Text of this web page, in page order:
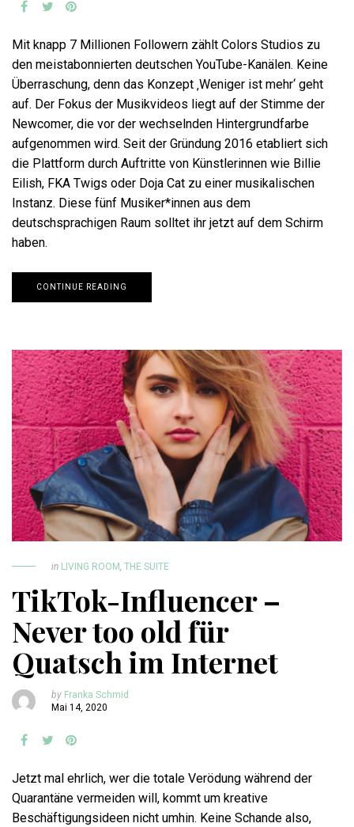
Mit knapp 7 Millionen Followern zählt Colors Studios zu
den meistabonnierten deutschen YouTube-Kanälen. Keine
Überraschung, denn das Konzept ‚Weniger ist mehr‘ geht
auf. Der Fokus der Musikvideos liegt auf der Stimme der
Newcomer, die vor der wechselnden Hintergrundfarbe
aufgenommen wird. Seit der Gründung 2016 etabliert sich
die Plattform durch Auftritte von Künstlerinnen wie Billie
Eilish, FKA Twigs oder Doja Cat zu einer musikalischen
Instanz. Diese fünf Musiker*innen aus dem
deutschsprachigen Raum solltet ihr jetzt auf dem Schirm
haben.
CONTINUE READING
in LIVING ROOM, THE SUITE
TikTok-Influencer –
Never too old für
Quatsch im Internet
by Franka Schmid
Mai 14, 2020
Jetzt mal ehrlich, wer die totale Verödung während der
Quarantäne vermeiden will, kommt um kreative
Beschäftigungsideen nicht umhin. Keine Schande also,